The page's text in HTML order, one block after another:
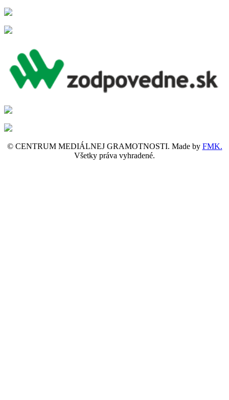
© CENTRUM MEDIÁLNEJ GRAMOTNOSTI. Made by FMK.
Všetky práva vyhradené.